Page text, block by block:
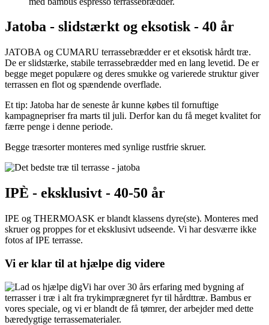
Jatoba - slidstærkt og eksotisk - 40 år
JATOBA og CUMARU terrassebrædder er et eksotisk hårdt træ.
De er slidstærke, stabile terrassebrædder med en lang levetid. De er
begge meget populære og deres smukke og varierede struktur giver
terrassen en flot og spændende overflade.
Et tip: Jatoba har de seneste år kunne købes til fornuftige
kampagnepriser fra marts til juli. Derfor kan du få meget kvalitet for
færre penge i denne periode.
Begge træsorter monteres med synlige rustfrie skruer.
IPÈ - eksklusivt - 40-50 år
IPE og THERMOASK er blandt klassens dyre(ste). Monteres med
skruer og proppes for et eksklusivt udseende. Vi har desværre ikke
fotos af IPE terrasse.
Vi er klar til at hjælpe dig videre
Vi har over 30 års erfaring med bygning af
terrasser i træ i alt fra trykimprægneret fyr til hårdttræ. Bambus er
vores speciale, og vi er blandt de få tømrer, der arbejder med dette
bæredygtige terrassematerialer.